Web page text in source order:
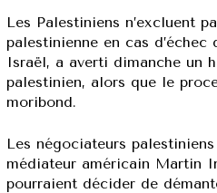
Les Palestiniens n’excluent
palestinienne en cas
Israël, a averti dimanche un
palestinien, alors que le
moribond.
Les négociateurs
médiateur américain Martin
pourraient décider de